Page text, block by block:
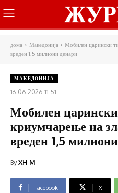
дома Македонија
Мобилен царински
вреден 1,5 милиони денари
МАКЕДОНИЈА
16.06.2026 11:51
Мобилен
криумчарење на
вреден 1,5
ByXH M
Facebook X